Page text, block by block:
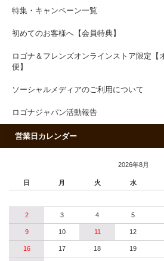
特集・キャンペーン一覧
初めてのお客様へ【会員特典】
ロゴナ＆フレンズオンラインストア限定【
便】
ソーシャルメディアのご利用について
ロゴナジャパン活動報告
営業日カレンダー
2026年8月
日 月 火 水
2 3 4 5
9 10 11 12
16 17 18 19